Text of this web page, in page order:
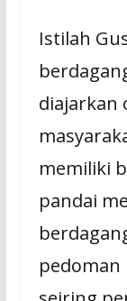
Istilah
diajarkan
memiliki
pandai